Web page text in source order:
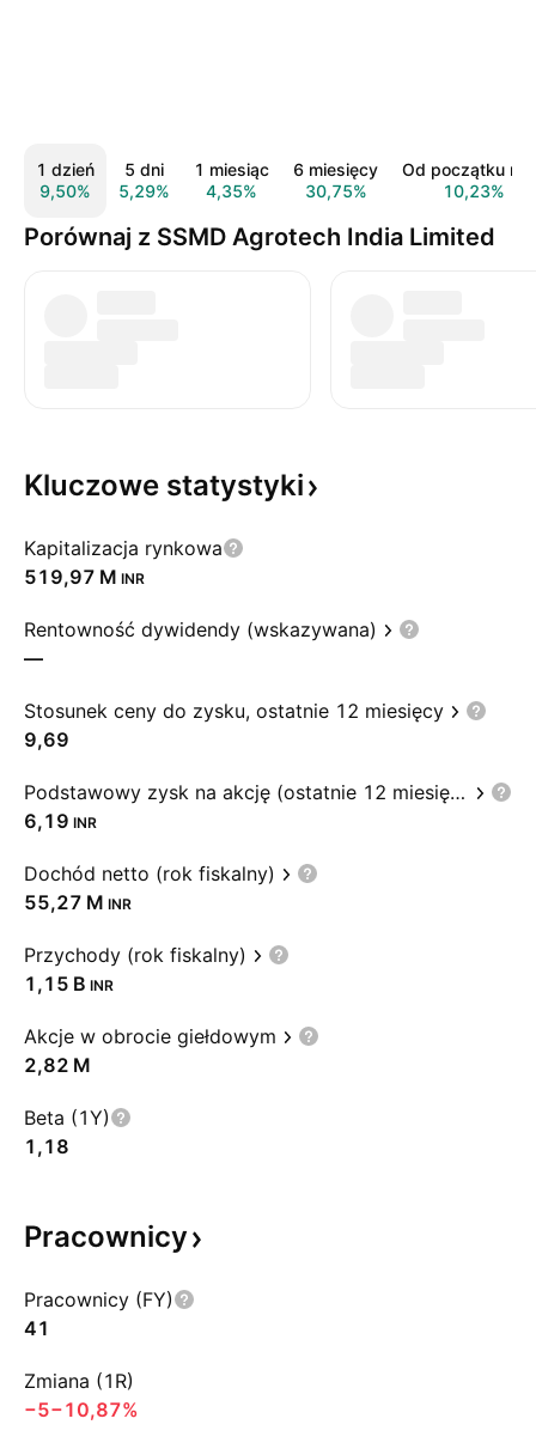
1 dzień
9,50%
5 dni
5,29%
1 miesiąc
4,35%
6 miesięcy
30,75%
Od początku
10,23%
Porównaj z SSMD Agrotech India Limited
Kluczowe statystyki
Kapitalizacja rynkowa
‪519,97 M‬ INR
Rentowność dywidendy (wskazywana)
—
Stosunek ceny do zysku, ostatnie 12 miesięcy
9,69
Podstawowy zysk na akcję (ostatnie 12 miesięcy)
6,19 INR
Dochód netto (rok fiskalny)
‪55,27 M‬ INR
Przychody (rok fiskalny)
‪1,15 B‬ INR
Akcje w obrocie giełdowym
‪2,82 M‬
Beta (1Y)
1,18
Pracownicy
Pracownicy (FY)
41
Zmiana (1R)
−5−10,87%